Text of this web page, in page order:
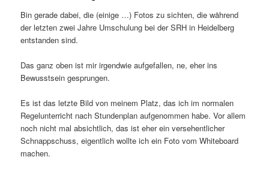
Bin gerade dabei, die (einige …) Fotos zu sichten, die während
der letzten zwei Jahre Umschulung bei der SRH in Heidelberg
entstanden sind.
Das ganz oben ist mir irgendwie aufgefallen, ne, eher ins
Bewusstsein gesprungen.
Es ist das letzte Bild von meinem Platz, das ich im normalen
Regelunterricht nach Stundenplan aufgenommen habe. Vor allem
noch nicht mal absichtlich, das ist eher ein versehentlicher
Schnappschuss, eigentlich wollte ich ein Foto vom Whiteboard
machen.